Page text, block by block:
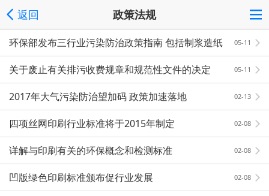
返回 政策法规
05-11
环保部发布三行业污染防治政策指南 包括制浆造纸
业
05-11
关于废止有关排污收费规章和规范性文件的决定
02-13
2017年大气污染防治望加码 政策加速落地
02-08
四项丝网印刷行业标准将于2015年制定
02-08
详解与印刷有关的环保概念和检测标准
02-08
凹版绿色印刷标准颁布促行业发展